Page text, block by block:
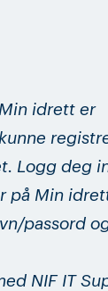
idrett er
Logg deg
på Min
passord
NIF IT